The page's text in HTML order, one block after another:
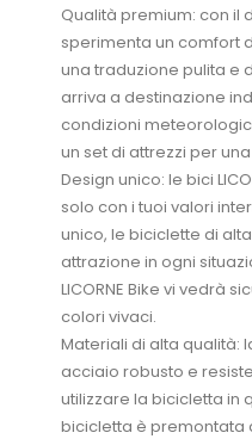
Qualità premium: con il
sperimenta un comfort
una traduzione pulita e
arriva a destinazione
condizioni
un set di attrezzi per
Design unico: le bici
solo con i tuoi valori
unico, le biciclette di
attrazione in ogni
LICORNE Bike vi vedrà
colori vivaci.
Materiali di alta qualità:
acciaio robusto e
utilizzare la bicicletta in
bicicletta è premontata